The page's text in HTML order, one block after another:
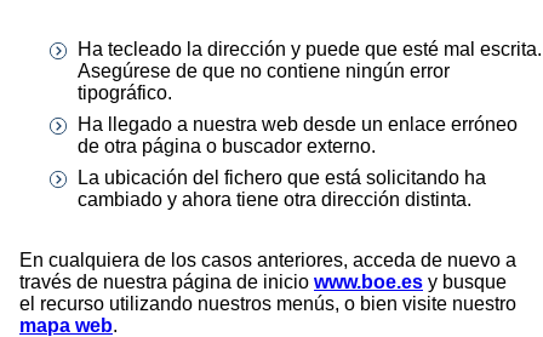
Ha tecleado la dirección y puede que esté mal escrita.
Asegúrese de que no contiene ningún error
tipográfico.
Ha llegado a nuestra web desde un enlace erróneo
de otra página o buscador externo.
La ubicación del fichero que está solicitando ha
cambiado y ahora tiene otra dirección distinta.
En cualquiera de los casos anteriores, acceda de nuevo a
través de nuestra página de inicio www.boe.es y busque
el recurso utilizando nuestros menús, o bien visite nuestro
mapa web.